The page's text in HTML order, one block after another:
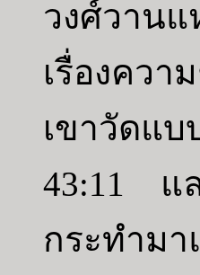
วงศ์วาน
เรื่องคว
เขาวัดแ
43:11 แล
กระทำม